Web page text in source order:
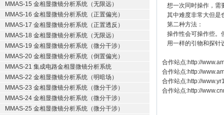
MMAS-15 金相显微镜分析系统（无限远）
MMAS-16 金相显微镜分析系统（正置偏光）
MMAS-17 金相显微镜分析系统（正置透反）
MMAS-18 金相显微镜分析系统（无限远）
MMAS-19 金相显微镜分析系统（微分干涉）
MMAS-20 金相显微镜分析系统（倒置偏光）
MMAS-21 集成电路金相显微镜分析系统
MMAS-22 金相显微镜分析系统（明暗场）
MMAS-23 金相显微镜分析系统（微分干涉）
MMAS-24 金相显微镜分析系统（微分干涉）
MMAS-25 金相显微镜分析系统（微分干涉）
想一次同时操作，需
其中难度非常大但是
第二种方法：
操作性会可操作些。
用一样的引物和探针
合作站点:http://
合作站点:http://
合作站点:http://
合作站点:http://